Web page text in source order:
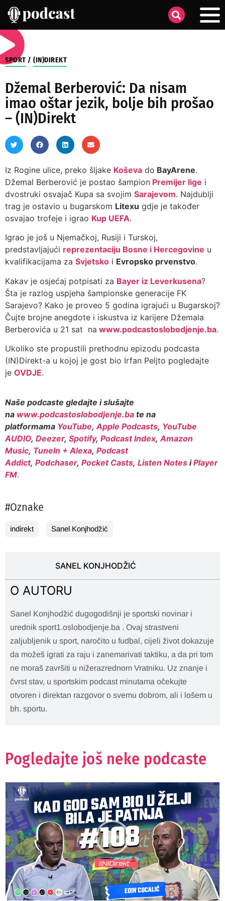
SPORT / (IN)DIREKT
Džemal Berberović: Da nisam
imao oštar jezik, bolje bih prošao
– (IN)Direkt
Iz Rogine ulice, preko šljake Koševa do BayArene.
Džemal Berberović je postao šampion Premijer lige i
dvostruki osvajač Kupa sa svojim Sarajevom. Najdublji
trag je ostavio u bugarskom Litexu gdje je također
osvajao trofeje i igrao Kup UEFA.
Igrao je još u Njemačkoj, Rusiji i Turskoj,
predstavljajući reprezentaciju Bosne i Hercegovine u
kvalifikacijama za Svjetsko i Evropsko prvenstvo.
Kakav je osjećaj potpisati za Bayer iz Leverkusena?
Šta je razlog uspjeha šampionske generacije FK
Sarajevo? Kako je proveo 5 godina igrajući u Bugarskoj?
Čujte brojne anegdote i iskustva iz karijere Džemala
Berberovića u 21 sat na www.podcastoslobodjenje.ba.
Ukoliko ste propustili prethodnu epizodu podcasta
(IN)Direkt-a u kojoj je gost bio Irfan Peljto pogledajte
je OVDJE.
Naše podcaste gledajte i slušajte
na www.podcastoslobodjenje.ba te na
platformama YouTube, Apple Podcasts, YouTube
AUDIO, Deezer, Spotify, Podcast Index, Amazon
Music, TuneIn + Alexa, Podcast
Addict, Podchaser, Pocket Casts, Listen Notes iPlayer
FM.
#Oznake
indirekt Sanel Konjhodžić
SANEL KONJHODŽIĆ
O AUTORU
Sanel Konjhodžić dugogodišnji je sportski novinar i
urednik sport1.oslobodjenje.ba . Ovaj strastveni
zaljubljenik u sport, naročito u fudbal, cijeli život dokazuje
da možeš igrati za raju i zanemarivati taktiku, a da pri tom
ne moraš završiti u nižerazrednom Vratniku. Uz znanje i
čvrst stav, u sportskim podcast minutama očekujte
otvoren i direktan razgovor o svemu dobrom, ali i lošem u
bh. sportu.
Pogledajte još neke podcaste